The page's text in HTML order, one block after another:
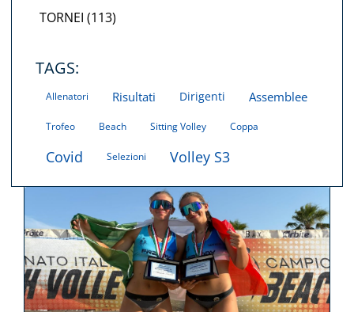
TORNEI (113)
TAGS:
Allenatori Risultati Dirigenti Assemblee
Trofeo Beach Sitting Volley Coppa
Covid Selezioni Volley S3